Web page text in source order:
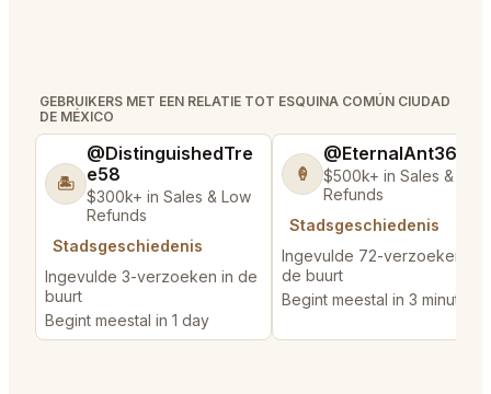
GEBRUIKERS MET EEN RELATIE TOT ESQUINA COMÚN CIUDAD
DE MÉXICO
🏝️
@DistinguishedTre
e58
$300k+ in Sales & Low
Refunds
Stadsgeschiedenis
Ingevulde 3-verzoeken in de
buurt
Begint meestal in 1 day
🍦
@EternalAnt36
$500k+ in Sales & Low
Refunds
Stadsgeschiedenis
Ingevulde 72-verzoeken in
de buurt
Begint meestal in 3 minutes